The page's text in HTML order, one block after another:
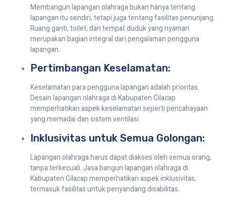
Membangun lapangan olahraga bukan hanya tentang
lapangan itu sendiri, tetapi juga tentang fasilitas penunjang.
Ruang ganti, toilet, dan tempat duduk yang nyaman
merupakan bagian integral dari pengalaman pengguna
lapangan.
Pertimbangan Keselamatan:
Keselamatan para pengguna lapangan adalah prioritas.
Desain lapangan olahraga di Kabupaten Cilacap
memperhatikan aspek keselamatan seperti pencahayaan
yang memadai dan sistem ventilasi.
Inklusivitas untuk Semua Golongan:
Lapangan olahraga harus dapat diakses oleh semua orang,
tanpa terkecuali. Jasa bangun lapangan olahraga di
Kabupaten Cilacap memperhatikan aspek inklusivitas,
termasuk fasilitas untuk penyandang disabilitas.